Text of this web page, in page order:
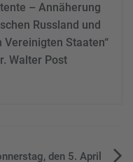
– Annäherung
Russland und
Vereinigten Staaten“
Walter Post
den 5. April